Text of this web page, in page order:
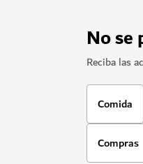
No se
Reciba las
Comida
Compras